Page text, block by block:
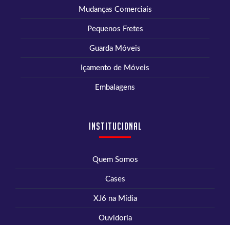
Mudanças Comerciais
Pequenos Fretes
Guarda Móveis
Içamento de Móveis
Embalagens
Institucional
Quem Somos
Cases
XJ6 na Mídia
Ouvidoria